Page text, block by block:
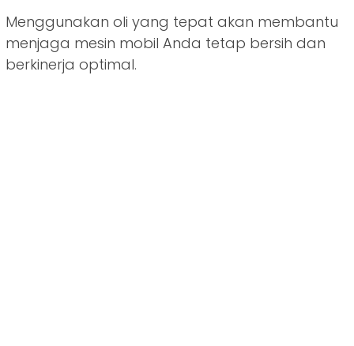
Menggunakan oli yang tepat akan membantu
menjaga mesin mobil Anda tetap bersih dan
berkinerja optimal.